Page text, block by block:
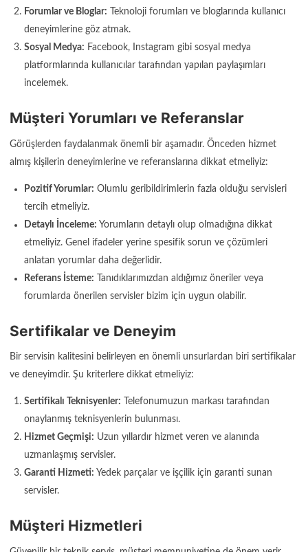
Forumlar ve Bloglar: Teknoloji forumları ve bloglarında kullanıcı
deneyimlerine göz atmak.
Sosyal Medya: Facebook, Instagram gibi sosyal medya
platformlarında kullanıcılar tarafından yapılan paylaşımları
incelemek.
Müşteri Yorumları ve Referanslar
Görüşlerden faydalanmak önemli bir aşamadır. Önceden hizmet
almış kişilerin deneyimlerine ve referanslarına dikkat etmeliyiz:
Pozitif Yorumlar: Olumlu geribildirimlerin fazla olduğu servisleri
tercih etmeliyiz.
Detaylı İnceleme: Yorumların detaylı olup olmadığına dikkat
etmeliyiz. Genel ifadeler yerine spesifik sorun ve çözümleri
anlatan yorumlar daha değerlidir.
Referans İsteme: Tanıdıklarımızdan aldığımız öneriler veya
forumlarda önerilen servisler bizim için uygun olabilir.
Sertifikalar ve Deneyim
Bir servisin kalitesini belirleyen en önemli unsurlardan biri sertifikalar
ve deneyimdir. Şu kriterlere dikkat etmeliyiz:
Sertifikalı Teknisyenler: Telefonumuzun markası tarafından
onaylanmış teknisyenlerin bulunması.
Hizmet Geçmişi: Uzun yıllardır hizmet veren ve alanında
uzmanlaşmış servisler.
Garanti Hizmeti: Yedek parçalar ve işçilik için garanti sunan
servisler.
Müşteri Hizmetleri